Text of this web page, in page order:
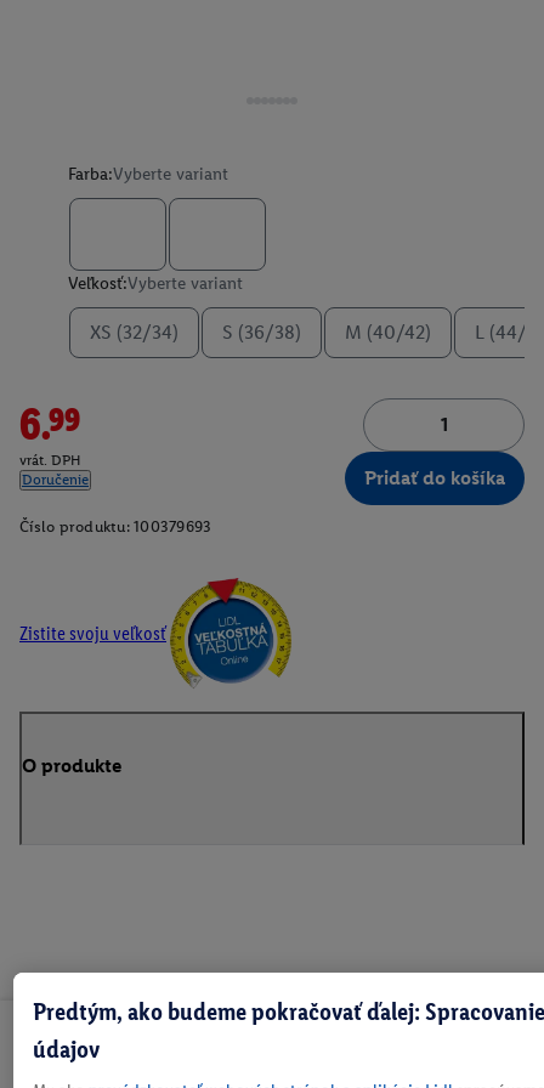
Farba:Vyberte variant
Veľkosť:Vyberte variant
XS (32/34) S (36/38) M (40/42) L (44/
6.99
vrát. DPH
Doručenie
Pridať do košíka
Číslo produktu: 100379693
Zistite svoju veľkosť
O produkte
Predtým, ako budeme pokračovať ďalej:
údajov